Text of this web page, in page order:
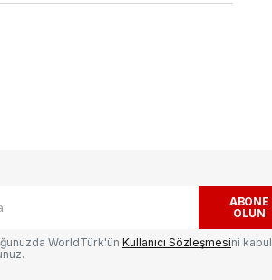
ABONE
OLUN
WorldTürk'ün Kullanıcı Sözleşmesini kabul